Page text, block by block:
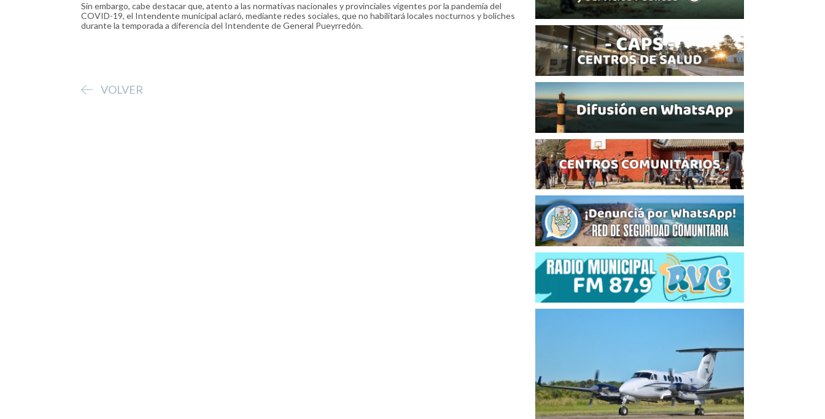
Sin embargo, cabe destacar que, atento a las normativas nacionales y provinciales vigentes por la pandemia del
COVID-19, el Intendente municipal aclaró, mediante redes sociales, que no habilitará locales nocturnos y boliches
durante la temporada a diferencia del Intendente de General Pueyrredón.
VOLVER